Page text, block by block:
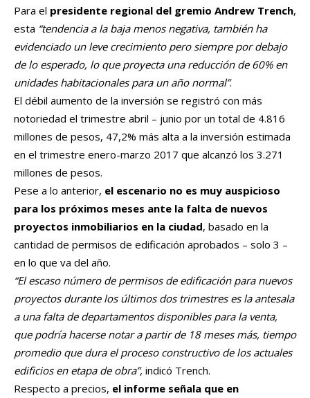
Para el presidente regional del gremio Andrew Trench,
esta “tendencia a la baja menos negativa, también ha
evidenciado un leve crecimiento pero siempre por debajo
de lo esperado, lo que proyecta una reducción de 60% en
unidades habitacionales para un año normal”.
El débil aumento de la inversión se registró con más
notoriedad el trimestre abril – junio por un total de 4.816
millones de pesos, 47,2% más alta a la inversión estimada
en el trimestre enero-marzo 2017 que alcanzó los 3.271
millones de pesos.
Pese a lo anterior, el escenario no es muy auspicioso
para los próximos meses ante la falta de nuevos
proyectos inmobiliarios en la ciudad, basado en la
cantidad de permisos de edificación aprobados – solo 3 –
en lo que va del año.
“El escaso número de permisos de edificación para nuevos
proyectos durante los últimos dos trimestres es la antesala
a una falta de departamentos disponibles para la venta,
que podría hacerse notar a partir de 18 meses más, tiempo
promedio que dura el proceso constructivo de los actuales
edificios en etapa de obra”, indicó Trench.
Respecto a precios, el informe señala que en